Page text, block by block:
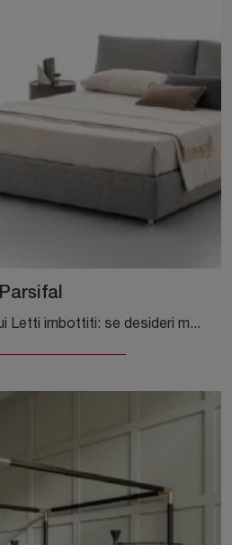
Parsifal
Clicca e scopri di più sui Letti imbottiti: se desideri modelli matrimoniali moderni, il modello Parsifal Alivar fa al caso tuo.